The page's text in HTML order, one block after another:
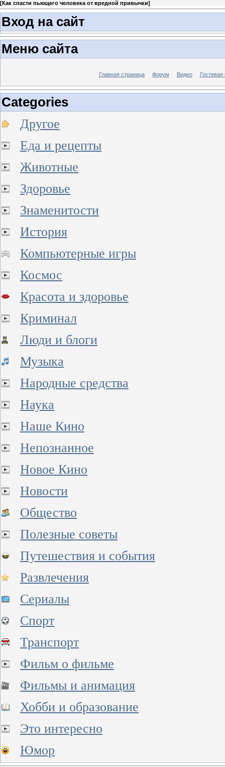
[Как спасти пьющего человека от вредной привычки]
Вход на сайт
Меню сайта
Главная страница Форум Видео Гостевая
Categories
Другое
Еда и рецепты
Животные
Здоровье
Знаменитости
История
Компьютерные игры
Космос
Красота и здоровье
Криминал
Люди и блоги
Музыка
Народные средства
Наука
Наше Кино
Непознанное
Новое Кино
Новости
Общество
Полезные советы
Путешествия и события
Развлечения
Сериалы
Спорт
Транспорт
Фильм о фильме
Фильмы и анимация
Хобби и образование
Это интересно
Юмор